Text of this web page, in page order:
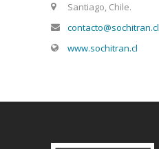
Santiago, Chile.
contacto@sochitran.cl
www.sochitran.cl